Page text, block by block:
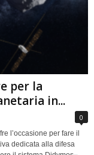
per la
in...
0
l’occasione per fare il
dedicata alla difesa